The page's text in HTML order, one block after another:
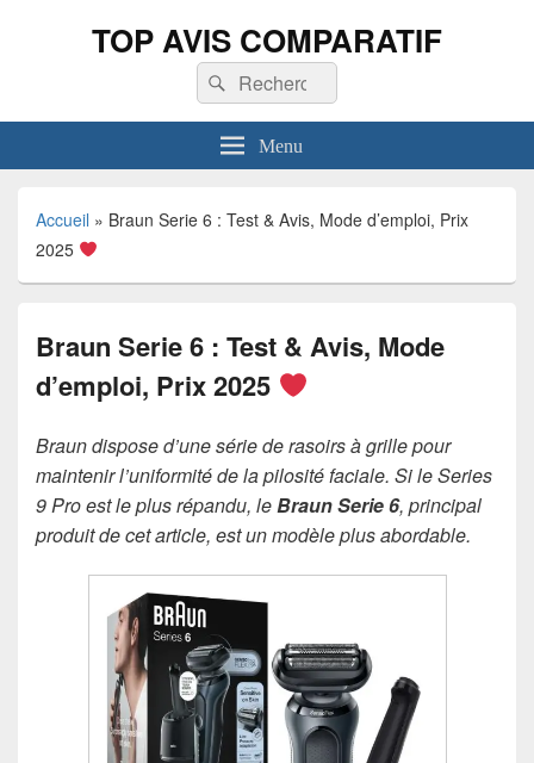
TOP AVIS COMPARATIF
Recherche :
Rechercher
Menu
Accueil » Braun Serie 6 : Test & Avis, Mode d’emploi, Prix
2025
Braun Serie 6 : Test & Avis, Mode
d’emploi, Prix 2025
Braun dispose d’une série de rasoirs à grille pour
maintenir l’uniformité de la pilosité faciale. Si le Series
9 Pro est le plus répandu, leBraun Serie 6, principal
produit de cet article, est un modèle plus abordable.